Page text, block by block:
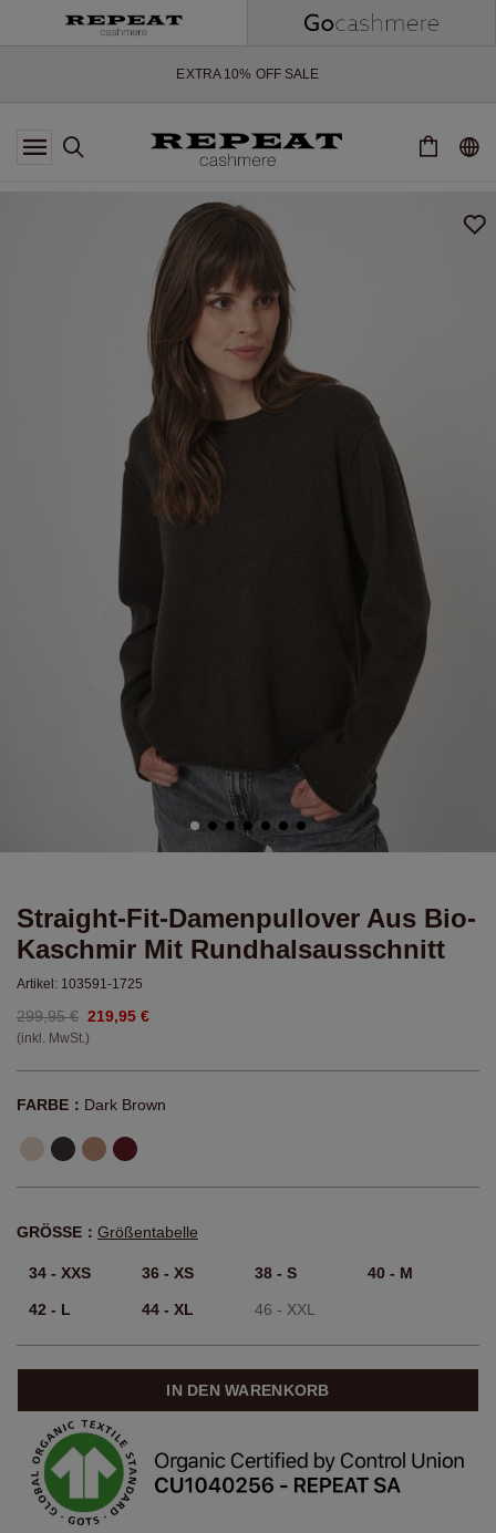
EXTRA 10% OFF SALE
*DIESES ANGEBOT GILT BIS ZUM 12 AUGUST 2026
*AUSNAHMEN SIND MÖGLICH
WEICHE NEUE STYLES & FRISCHE FARBEN FÜR DIE KOMMENDE
SAISON
EXTRA 10% OFF SALE
Straight-Fit-Damenpullover Aus Bio-
Kaschmir Mit Rundhalsausschnitt
Artikel: 103591-1725
299,95 € 219,95 €
(inkl. MwSt.)
FARBE： Dark Brown
GRÖSSE： Größentabelle
34 - XXS 36 - XS 38 - S 40 - M
42 - L 44 - XL 46 - XXL
IN DEN WARENKORB